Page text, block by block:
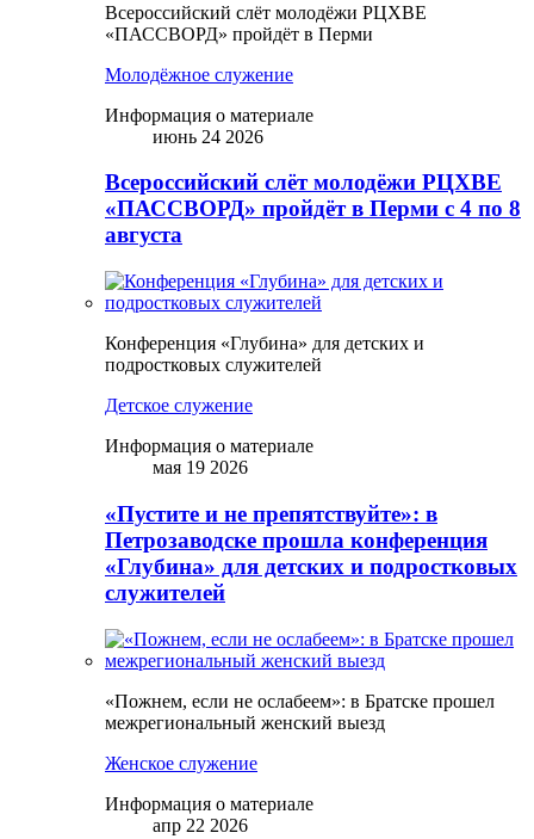
Всероссийский слёт молодёжи РЦХВЕ
«ПАССВОРД» пройдёт в Перми
Молодёжное служение
Информация о материале
июнь 24 2026
Всероссийский слёт молодёжи РЦХВЕ
«ПАССВОРД» пройдёт в Перми с 4 по 8
августа
Конференция «Глубина» для детских и
подростковых служителей
Детское служение
Информация о материале
мая 19 2026
«Пустите и не препятствуйте»: в
Петрозаводске прошла конференция
«Глубина» для детских и подростковых
служителей
«Пожнем, если не ослабеем»: в Братске прошел
межрегиональный женский выезд
Женское служение
Информация о материале
апр 22 2026